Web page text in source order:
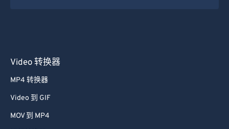
Video 转换器
MP4 转换器
Video 到 GIF
MOV 到 MP4